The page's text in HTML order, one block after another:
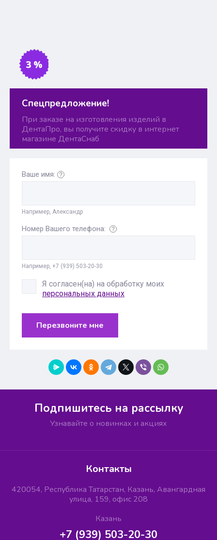
3 %
Спецпредложение!
При заказе на изготовления изделий в
ДентаПро, вы получите скидку в интернет
магазине ДентаСнаб
Ваше имя:
Например, Александр
Номер Вашего телефона:
Например, +7 (939) 503-20-30
Я согласен(на) на обработку моих
персональных данных
Перезвоните мне
Подпишитесь на рассылку
Узнавайте о новинках и акциях
Контакты
420054, Республика Татарстан, Казань, Авангардная
улица, 159, офис 208
Казань
+7 (939) 503-20-30